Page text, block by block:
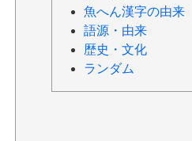
魚へん漢字の由来
語源・由来
歴史・文化
ランダム